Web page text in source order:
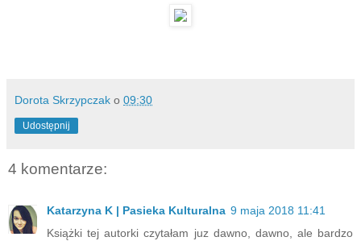
Dorota Skrzypczak o 09:30
Udostępnij
4 komentarze:
Katarzyna K | Pasieka Kulturalna 9 maja 2018 11:41
Książki tej autorki czytałam juz dawno, dawno, ale bardzo